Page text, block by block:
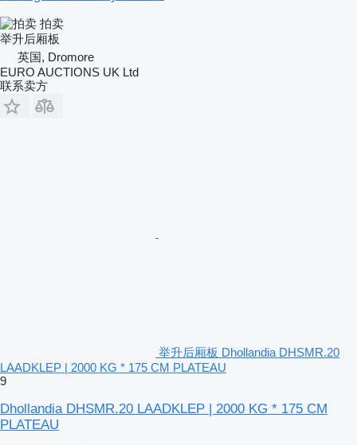
拍卖
举升后厢板
英国, Dromore
EURO AUCTIONS UK Ltd
联系卖方
举升后厢板 Dhollandia DHSMR.20
LAADKLEP | 2000 KG * 175 CM PLATEAU
9
Dhollandia DHSMR.20 LAADKLEP | 2000 KG * 175 CM
PLATEAU